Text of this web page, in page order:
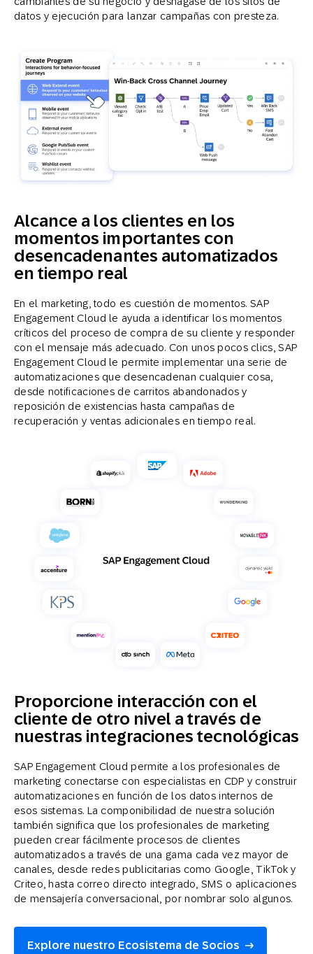
datos y ejecución para lanzar campañas con presteza.
Alcance a los clientes en los
momentos importantes con
desencadenantes automatizados
en tiempo real
En el marketing, todo es cuestión de momentos. SAP
Engagement Cloud le ayuda a identificar los momentos
críticos del proceso de compra de su cliente y responder
con el mensaje más adecuado. Con unos pocos clics, SAP
Engagement Cloud le permite implementar una serie de
automatizaciones que desencadenan cualquier cosa,
desde notificaciones de carritos abandonados y
reposición de existencias hasta campañas de
recuperación y ventas adicionales en tiempo real.
Proporcione interacción con el
cliente de otro nivel a través de
nuestras integraciones tecnológicas
SAP Engagement Cloud permite a los profesionales de
marketing conectarse con especialistas en CDP y construir
automatizaciones en función de los datos internos de
esos sistemas. La componibilidad de nuestra solución
también significa que los profesionales de marketing
pueden crear fácilmente procesos de clientes
automatizados a través de una gama cada vez mayor de
canales, desde redes publicitarias como Google, TikTok y
Criteo, hasta correo directo integrado, SMS o aplicaciones
de mensajería conversacional, por nombrar solo algunos.
Explore nuestro Ecosistema de Socios